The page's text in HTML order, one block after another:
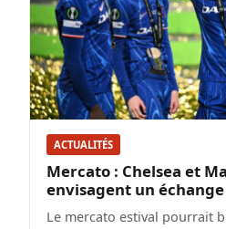
ACTUALITÉS
Mercato : Chelsea et
envisagent un échange
Le mercato estival pourrait